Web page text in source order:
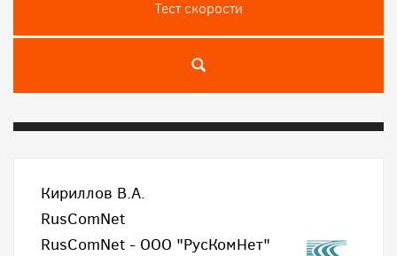
Тест скороcти
Кириллов В.А.
RusComNet
RusComNet - ООО "РусКомНет"